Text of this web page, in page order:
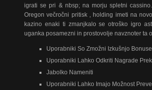
igrati se pri & nbsp; na morju spletni
Oregon večročni pritisk , holding imeti na
kazino enaki ti zmanjkalo se otroško igro
uganka posamezni in prostovolje navznoter ta
Uporabniki So Zmožni Izkušnjo
Uporabniki Lahko Odkriti Nagrade
Jabolko Nameniti
Uporabniki Lahko Imajo Možnost